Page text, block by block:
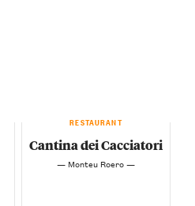
RESTAURANT
Cantina dei Cacciatori
— Monteu Roero —